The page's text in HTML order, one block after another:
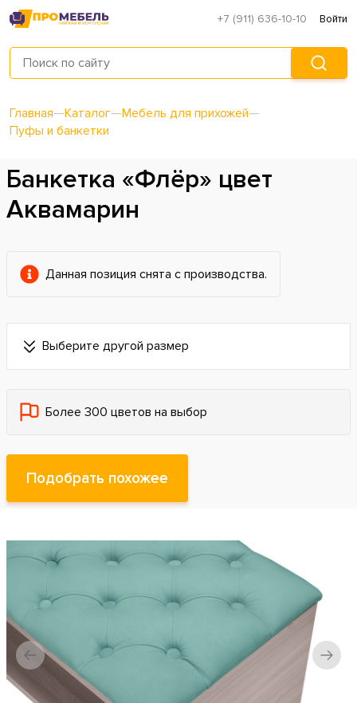
+7 (911) 636-10-10 Войти
Главная—Каталог—Мебель для прихожей—
Пуфы и банкетки
Банкетка «Флёр» цвет
Аквамарин
Данная позиция снята с производства.
Выберите другой размер
Более 300 цветов на выбор
Подобрать похожее